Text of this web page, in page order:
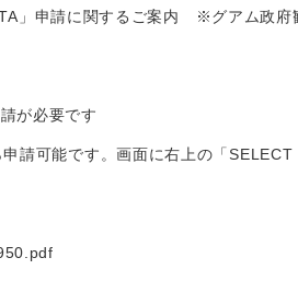
」申請に関するご案内 ※グアム政府
が必要です
可能です。画面に右上の「SELECT